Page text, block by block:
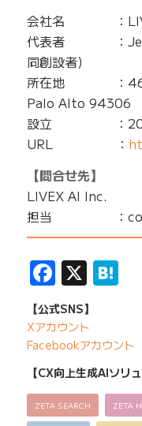
会社名 ：
代表者 ：Jerry
同創設者)
所在地 ：460
Palo Alto 94306
設立 ：
URL ：
【問合せ先】
LIVEX AI Inc.
担当 ：
X
【公式SNS】
Xアカウント
Facebookアカウント
【CX向上生成AIソリ
ZETA SEARCH ZETA